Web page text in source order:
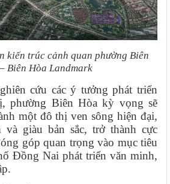
kiến trúc cảnh quan phường Biên
Biên Hòa Landmark
cứu các ý tưởng phát triển
phường Biên Hòa kỳ vọng sẽ
một đô thị ven sông hiện đại,
và giàu bản sắc, trở thành cực
góp quan trọng vào mục tiêu
Đồng Nai phát triển văn minh,